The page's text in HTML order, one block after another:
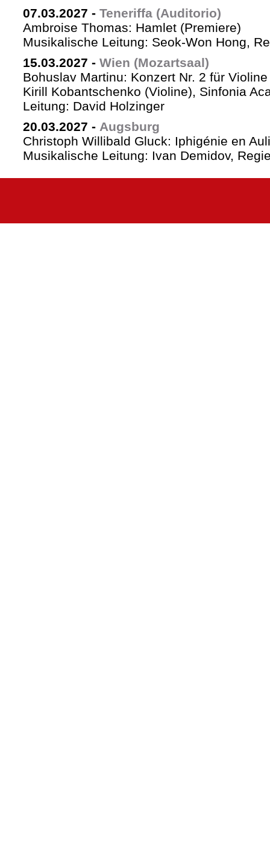
07.03.2027 - Teneriffa (Auditorio)
Ambroise Thomas: Hamlet (Premiere)
Musikalische Leitung: Seok-Won Hong,
15.03.2027 - Wien (Mozartsaal)
Bohuslav Martinu: Konzert Nr. 2 für
Kirill Kobantschenko (Violine), Sinfonia
Leitung: David Holzinger
20.03.2027 - Augsburg
Christoph Willibald Gluck: Iphigénie en
Musikalische Leitung: Ivan Demidov,